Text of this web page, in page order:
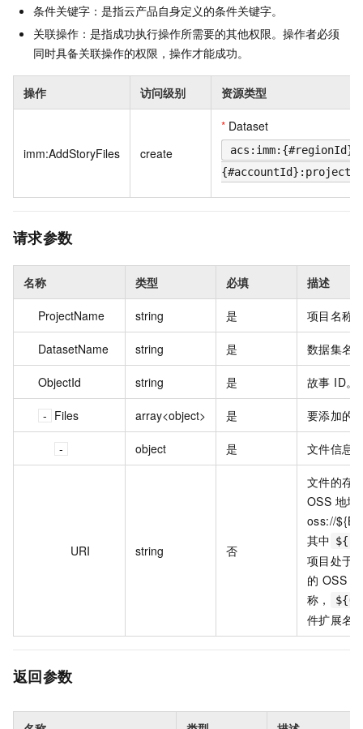
条件关键字：是指云产品自身定义的条件关键字。
关联操作：是指成功执行操作所需要的其他权限。操作者必须
同时具备关联操作的权限，操作才能成功。
操作 访问级别 资源类型
imm:AddStoryFiles create
* Dataset
acs:imm:{#regionId}:
{#accountId}:project/
请求参数
名称 类型 必填 描述
ProjectName string 是 项目名称
DatasetName string 是 数据集名
ObjectId string 是 故事 ID。
Files array<object> 是 要添加的
object 是 文件信息
URI string 否
文件的存
OSS 地址
oss://
其中
项目处于
的 OSS
称，
件扩展名
返回参数